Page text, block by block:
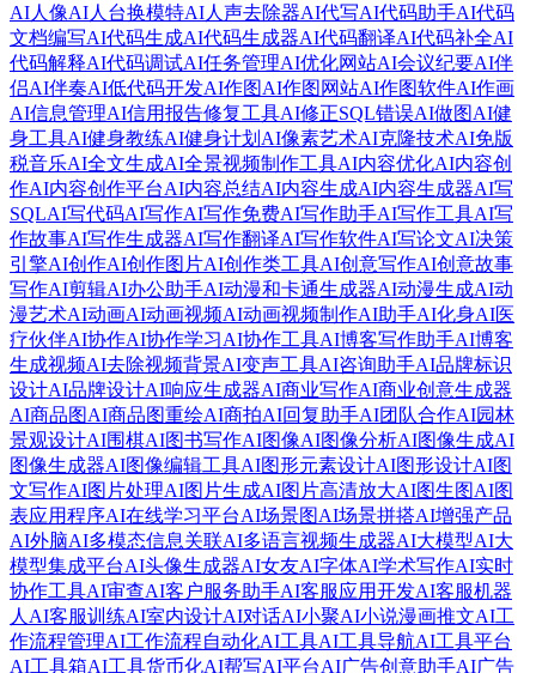
AI人像AI人台换模特AI人声去除器AI代写AI代码助手AI代码
文档编写AI代码生成AI代码生成器AI代码翻译AI代码补全AI
代码解释AI代码调试AI任务管理AI优化网站AI会议纪要AI伴
侣AI伴奏AI低代码开发AI作图AI作图网站AI作图软件AI作画
AI信息管理AI信用报告修复工具AI修正SQL错误AI做图AI健
身工具AI健身教练AI健身计划 AI像素艺术AI克隆技术AI免版
税音乐AI全文生成AI全景视频制作工具AI内容优化AI内容创
作AI内容创作平台AI内容总结AI内容生成AI内容生成器AI写
SQLAI写代码AI写作AI写作免费AI写作助手AI写作工具AI写
作故事AI写作生成器AI写作翻译AI写作软件AI写论文AI决策
引擎AI创作AI创作图片AI创作类工具AI创意写作AI创意故事
写作AI剪辑AI办公助手AI动漫和卡通生成器AI动漫生成AI动
漫艺术AI动画AI动画视频AI动画视频制作AI助手AI化身AI医
疗伙伴AI协作AI协作学习AI协作工具AI博客写作助手AI博客
生成视频AI去除视频背景AI变声工具AI咨询助手AI品牌标识
设计AI品牌设计AI响应生成器AI商业写作AI商业创意生成器
AI商品图AI商品图重绘AI商拍AI回复助手AI团队合作AI园林
景观设计AI围棋AI图书写作AI图像AI图像分析AI图像生成AI
图像生成器AI图像编辑工具AI图形元素设计AI图形设计AI图
文写作AI图片处理AI图片生成AI图片高清放大AI图生图AI图
表应用程序AI在线学习平台AI场景图AI场景拼搭AI增强产品
AI外脑AI多模态信息关联AI多语言视频生成器AI大模型AI大
模型集成平台AI头像生成器AI女友AI字体AI学术写作AI实时
协作工具AI审查AI客户服务助手AI客服应用开发AI客服机器
人 AI客服训练AI室内设计AI对话AI小聚AI小说漫画推文AI工
作流程管理AI工作流程自动化AI工具AI工具导航AI工具平台
AI工具箱AI工具货币化AI帮写AI平台AI广告创意助手AI广告